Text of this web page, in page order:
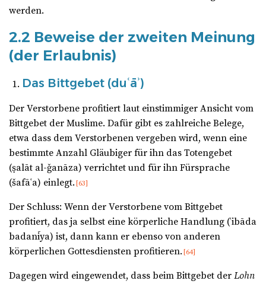
werden.
2.2 Beweise der zweiten Meinung
(der Erlaubnis)
Das Bittgebet (duʿāʾ)
Der Verstorbene profitiert laut einstimmiger Ansicht vom
Bittgebet der Muslime. Dafür gibt es zahlreiche Belege,
etwa dass dem Verstorbenen vergeben wird, wenn eine
bestimmte Anzahl Gläubiger für ihn das Totengebet
(ṣalāt al-ǧanāza) verrichtet und für ihn Fürsprache
(šafāʿa) einlegt. [63]
Der Schluss: Wenn der Verstorbene vom Bittgebet
profitiert, das ja selbst eine körperliche Handlung (ʿibāda
badanīya) ist, dann kann er ebenso von anderen
körperlichen Gottesdiensten profitieren. [64]
Dagegen wird eingewendet, dass beim Bittgebet der Lohn